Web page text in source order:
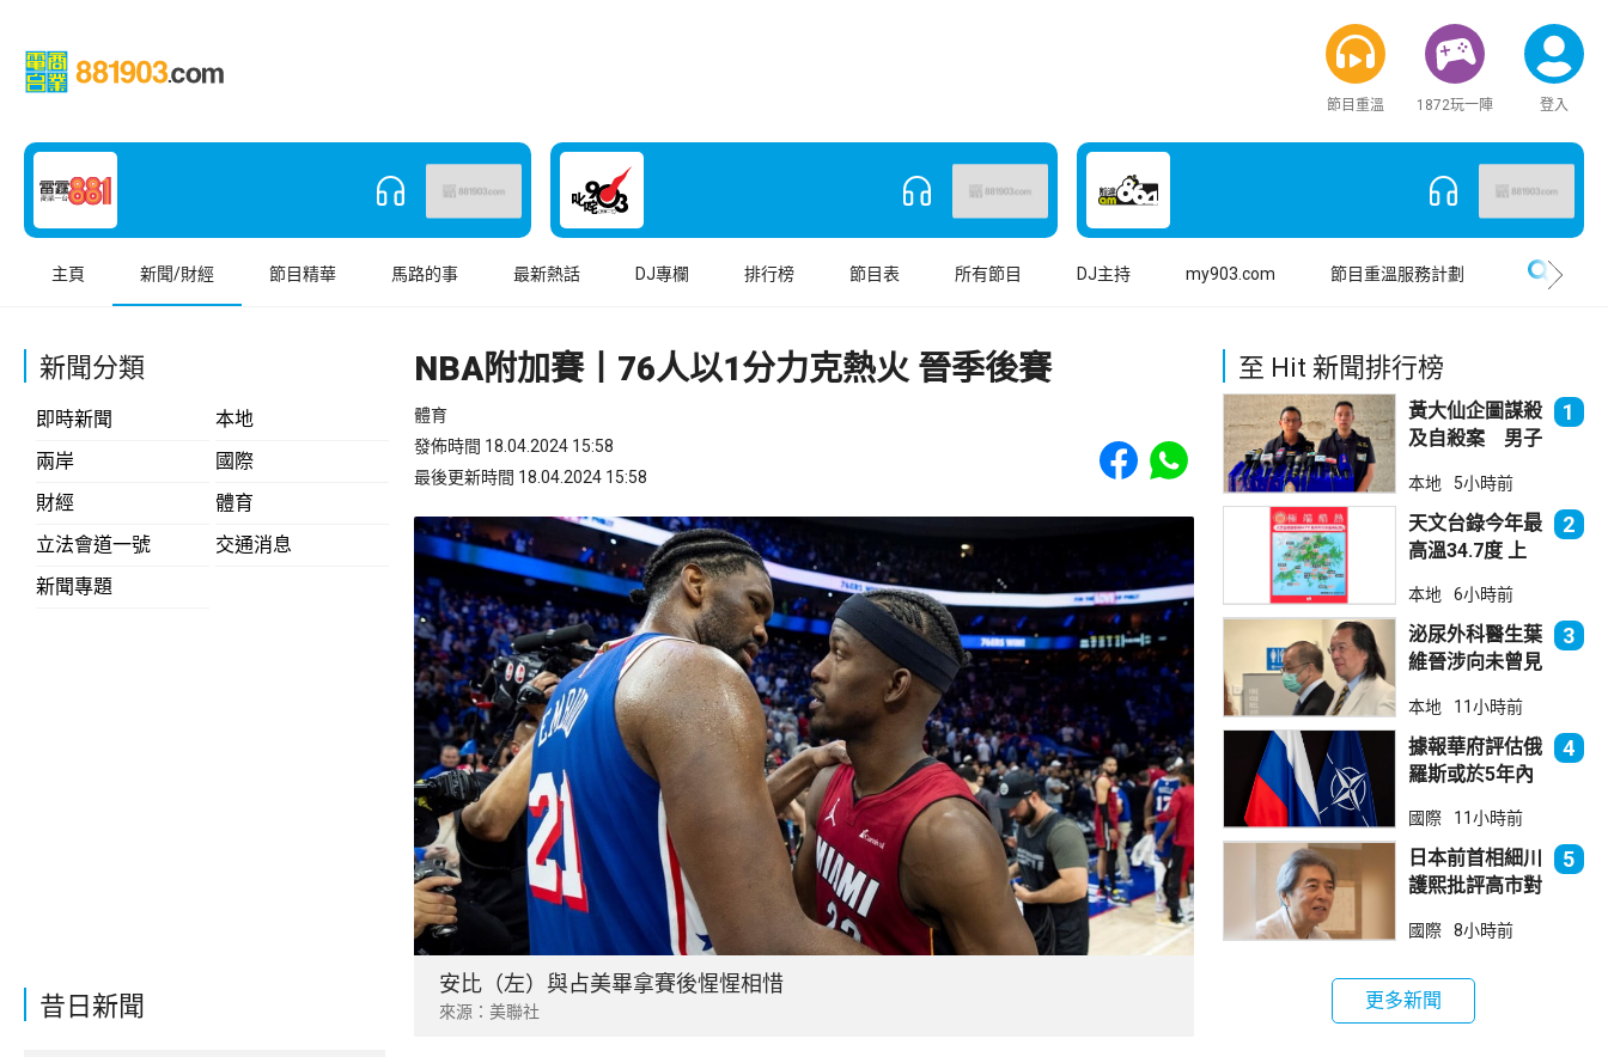
節目重溫 1872玩一陣 登入
主頁 新聞/財經 節目精華 馬路的事 最新熱話 DJ專欄 排行榜 節目表 所有節目 DJ主持 my903.com 節目重溫服務計劃
新聞分類
即時新聞
本地
兩岸
國際
財經
體育
立法會道一號
交通消息
新聞專題
昔日新聞
NBA附加賽丨76人以1分力克熱火 晉季後賽
體育
發佈時間 18.04.2024 15:58
最後更新時間 18.04.2024 15:58
Share to Facebook
Share to WhatsApp
安比（左）與占美畢拿賽後惺惺相惜
來源：美聯社
至 Hit 新聞排行榜
黃大仙企圖謀殺
及自殺案 男子
墮樓亡
1
本地 5小時前
天文台錄今年最
高溫34.7度 上
2
本地 6小時前
泌尿外科醫生葉
維晉涉向未曾見
委會繼續聆訊
3
本地 11小時前
據報華府評估俄
羅斯或於5年內
北約集體防禦
4
國際 11小時前
日本前首相細川
護熙批評高市對
5
國際 8小時前
更多新聞